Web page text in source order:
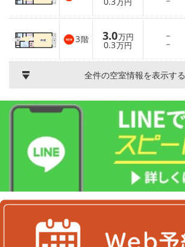
万円
3階 3.0万円
0.3万円
－
－
全件の空室情報を表示する